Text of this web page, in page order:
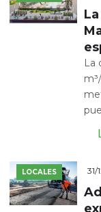
La
LOCALES 31/